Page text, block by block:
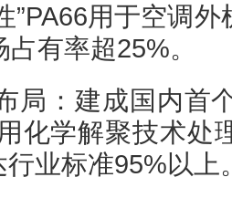
”PA66用于空调
有率超25%。
局：建成国内首
化学解聚技术处
业标准95%以上